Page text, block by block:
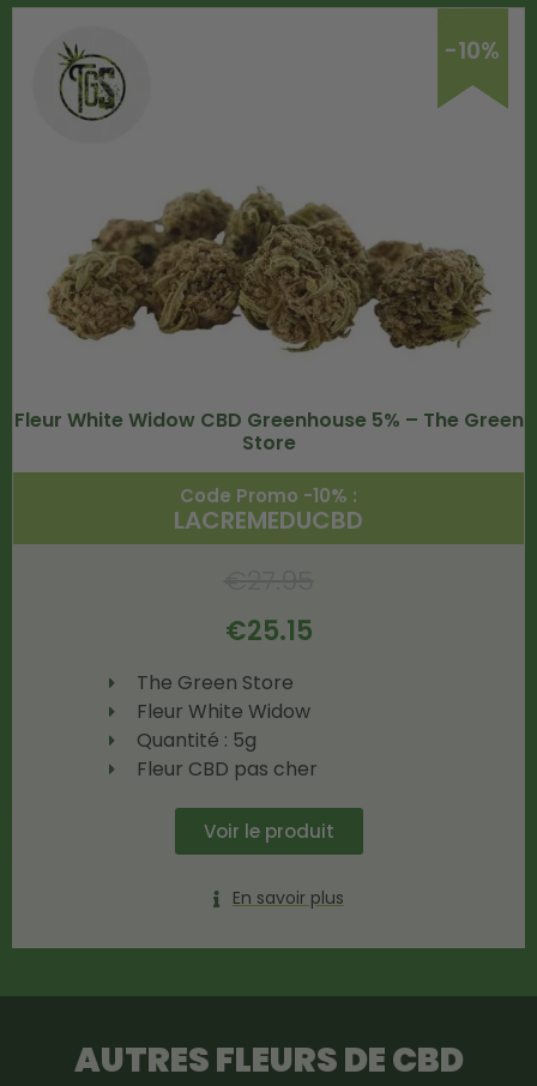
-10%
Fleur White Widow CBD Greenhouse 5% – The Green
Store
Code Promo -10% :
LACREMEDUCBD
€25.15
The Green Store
Fleur White Widow
Quantité : 5g
Fleur CBD pas cher
Voir le produit
En savoir plus
AUTRES FLEURS DE CBD